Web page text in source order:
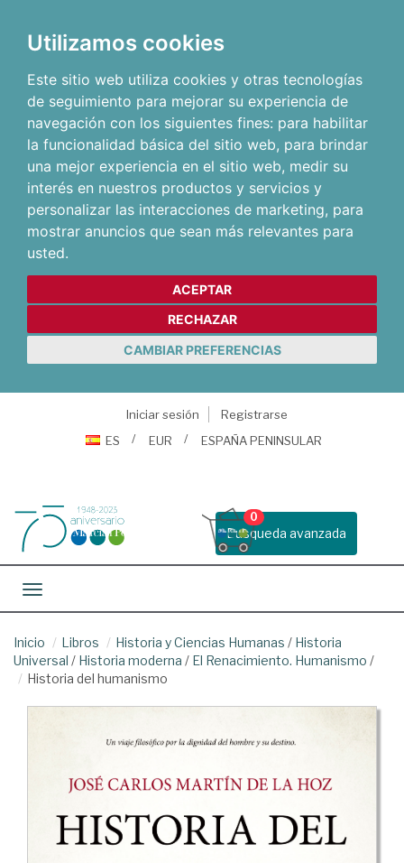
Utilizamos cookies
Este sitio web utiliza cookies y otras tecnologías
de seguimiento para mejorar su experiencia de
navegación con los siguientes fines: para habilitar
la funcionalidad básica del sitio web, para brindar
una mejor experiencia en el sitio web, medir su
interés en nuestros productos y servicios y
personalizar las interacciones de marketing, para
mostrar anuncios que sean más relevantes para
usted.
ACEPTAR
RECHAZAR
CAMBIAR PREFERENCIAS
Iniciar sesión
Registrarse
ES
EUR ESPAÑA PENINSULAR
Busqueda avanzada
0
Toggle navigation
Inicio Libros Historia y Ciencias Humanas / Historia
Universal / Historia moderna / El Renacimiento. Humanismo /
Historia del humanismo